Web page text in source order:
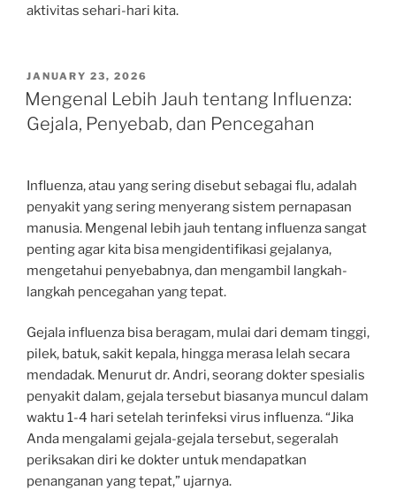
aktivitas sehari-hari kita.
POSTED
ON
JANUARY 23, 2026
Mengenal Lebih Jauh tentang Influenza:
Gejala, Penyebab, dan Pencegahan
Influenza, atau yang sering disebut sebagai flu, adalah
penyakit yang sering menyerang sistem pernapasan
manusia. Mengenal lebih jauh tentang influenza sangat
penting agar kita bisa mengidentifikasi gejalanya,
mengetahui penyebabnya, dan mengambil langkah-
langkah pencegahan yang tepat.
Gejala influenza bisa beragam, mulai dari demam tinggi,
pilek, batuk, sakit kepala, hingga merasa lelah secara
mendadak. Menurut dr. Andri, seorang dokter spesialis
penyakit dalam, gejala tersebut biasanya muncul dalam
waktu 1-4 hari setelah terinfeksi virus influenza. “Jika
Anda mengalami gejala-gejala tersebut, segeralah
periksakan diri ke dokter untuk mendapatkan
penanganan yang tepat,” ujarnya.